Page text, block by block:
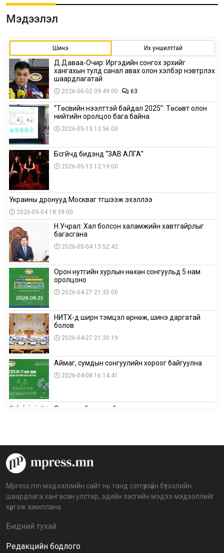
Мэдээлэл
Шинэ Их уншилттай
Д.Даваа-Очир: Иргэдийн сонгох эрхийг
хангахын тулд санал авах олон хэлбэр нэвтрүүлэх
шаардлагатай
2026-06-02 09:49:00 63
“Төсвийн нээлттэй байдал 2025”: Төсөвт олон
нийтийн оролцоо бага байна
2026-05-13 13:56:00
Бүсгүйчүүд бидэнд “ЗАВ АЛГА”
2026-05-13 12:19:00
Украины дронууд Москваг түгшээж эхэллээ
2026-05-04 18:39:00
Н.Учрал: Хал болсон халамжийн хавтгайрлыг
багасгана
2026-05-04 13:52:42
Орон нутгийн хурлын нөхөн сонгуульд 5 нам
оролцоно
2026-04-27 21:35:00
НИТХ-д ширүүн тэмцэл өрнөж, шинэ даргатай
болов
2026-04-27 21:30:19
Аймаг, сумдын сонгуулийн хороог байгуулна
2026-04-08 16:14:41
Сонгуулийн хуулийн зөрчил, шалгах,
аймагт үргэлжилж байна
BTS-ийн тоглолтыг Netflix дэлхий даяар шууд
дамжуулна
Иргэдийн төлөөлөгчдийн хурлын 2026 оны
Mpress.mn мэдээллийн сайт нь танд сэтгүүлзүйн бүтээлийн
шаардлага хангасан улстөр, эдийн засгийн мэдээ мэдээллийг
хүргэж ажиллана.
Бидний тухай
Редакцийн бодлого